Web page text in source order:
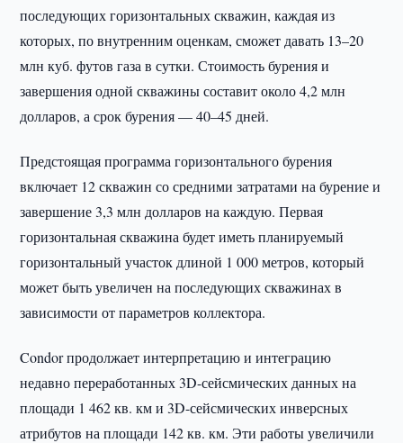
последующих горизонтальных скважин, каждая из
которых, по внутренним оценкам, сможет давать 13–20
млн куб. футов газа в сутки. Стоимость бурения и
завершения одной скважины составит около 4,2 млн
долларов, а срок бурения — 40–45 дней.
Предстоящая программа горизонтального бурения
включает 12 скважин со средними затратами на бурение и
завершение 3,3 млн долларов на каждую. Первая
горизонтальная скважина будет иметь планируемый
горизонтальный участок длиной 1 000 метров, который
может быть увеличен на последующих скважинах в
зависимости от параметров коллектора.
Condor продолжает интерпретацию и интеграцию
недавно переработанных 3D-сейсмических данных на
площади 1 462 кв. км и 3D-сейсмических инверсных
атрибутов на площади 142 кв. км. Эти работы увеличили